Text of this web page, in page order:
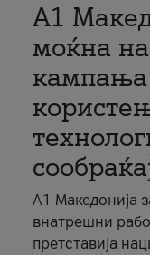
A1
моќна
кампања
A1 Македонија
внатрешни
претставија